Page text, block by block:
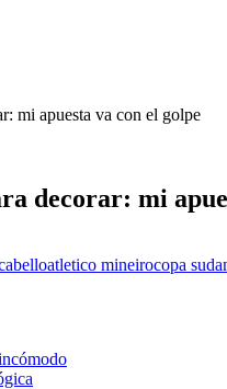
mi apuesta va con el golpe
decorar: mi
atletico mineirocopa